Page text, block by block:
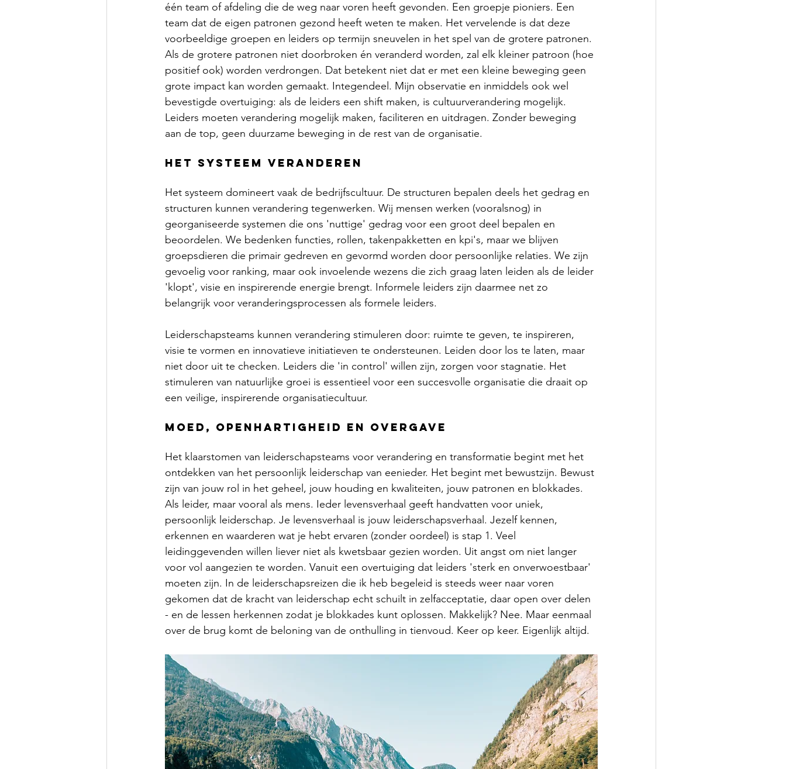
één team of afdeling die de weg naar voren heeft gevonden. Een groepje pioniers. Een
team dat de eigen patronen gezond heeft weten te maken. Het vervelende is dat deze
voorbeeldige groepen en leiders op termijn sneuvelen in het spel van de grotere patronen.
Als de grotere patronen niet doorbroken én veranderd worden, zal elk kleiner patroon (hoe
positief ook) worden verdrongen. Dat betekent niet dat er met een kleine beweging geen
grote impact kan worden gemaakt. Integendeel. Mijn observatie en inmiddels ook wel
bevestigde overtuiging: als de leiders een shift maken, is cultuurverandering mogelijk.
Leiders moeten verandering mogelijk maken, faciliteren en uitdragen. Zonder beweging
aan de top, geen duurzame beweging in de rest van de organisatie.
het systeem veranderen
Het systeem domineert vaak de bedrijfscultuur. De structuren bepalen deels het gedrag en
structuren kunnen verandering tegenwerken. Wij mensen werken (vooralsnog) in
georganiseerde systemen die ons 'nuttige' gedrag voor een groot deel bepalen en
beoordelen. We bedenken functies, rollen, takenpakketten en kpi's, maar we blijven
groepsdieren die primair gedreven en gevormd worden door persoonlijke relaties. We zijn
gevoelig voor ranking, maar ook invoelende wezens die zich graag laten leiden als de leider
'klopt', visie en inspirerende energie brengt. Informele leiders zijn daarmee net zo
belangrijk voor veranderingsprocessen als formele leiders.
Leiderschapsteams kunnen verandering stimuleren door: ruimte te geven, te inspireren,
visie te vormen en innovatieve initiatieven te ondersteunen. Leiden door los te laten, maar
niet door uit te checken. Leiders die 'in control' willen zijn, zorgen voor stagnatie. Het
stimuleren van natuurlijke groei is essentieel voor een succesvolle organisatie die draait op
een veilige, inspirerende organisatiecultuur.
moed, openhartigheid en overgave
Het klaarstomen van leiderschapsteams voor verandering en transformatie begint met het
ontdekken van het persoonlijk leiderschap van eenieder. Het begint met bewustzijn. Bewust
zijn van jouw rol in het geheel, jouw houding en kwaliteiten, jouw patronen en blokkades.
Als leider, maar vooral als mens. Ieder levensverhaal geeft handvatten voor uniek,
persoonlijk leiderschap. Je levensverhaal is jouw leiderschapsverhaal. Jezelf kennen,
erkennen en waarderen wat je hebt ervaren (zonder oordeel) is stap 1. Veel
leidinggevenden willen liever niet als kwetsbaar gezien worden. Uit angst om niet langer
voor vol aangezien te worden. Vanuit een overtuiging dat leiders 'sterk en onverwoestbaar'
moeten zijn. In de leiderschapsreizen die ik heb begeleid is steeds weer naar voren
gekomen dat de kracht van leiderschap echt schuilt in zelfacceptatie, daar open over delen
- en de lessen herkennen zodat je blokkades kunt oplossen. Makkelijk? Nee. Maar eenmaal
over de brug komt de beloning van de onthulling in tienvoud. Keer op keer. Eigenlijk altijd.